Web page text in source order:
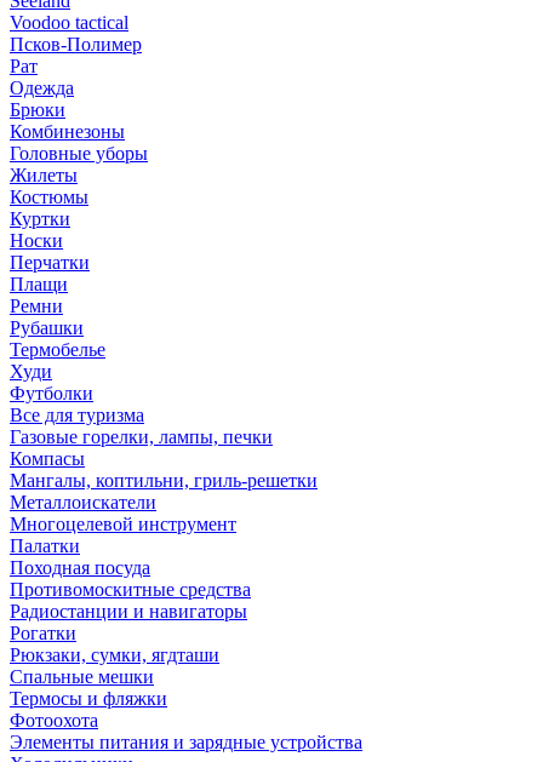
Voodoo tactical
Псков-Полимер
Рат
Одежда
Брюки
Комбинезоны
Головные уборы
Жилеты
Костюмы
Куртки
Носки
Перчатки
Плащи
Ремни
Рубашки
Термобелье
Худи
Футболки
Все для туризма
Газовые горелки, лампы, печки
Компасы
Мангалы, коптильни, гриль-решетки
Металлоискатели
Многоцелевой инструмент
Палатки
Походная посуда
Противомоскитные средства
Радиостанции и навигаторы
Рогатки
Рюкзаки, сумки, ягдташи
Спальные мешки
Термосы и фляжки
Фотоохота
Элементы питания и зарядные устройства